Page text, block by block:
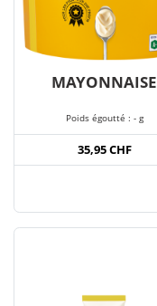
MAYONNAISE
Poids égoutté : - g
35,95 CHF